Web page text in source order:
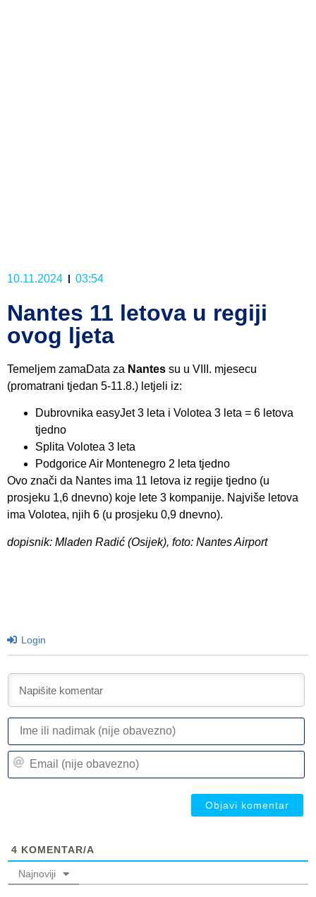
10.11.2024 03:54
Nantes 11 letova u regiji
ovog ljeta
Temeljem zamaData za Nantes su u VIII. mjesecu
(promatrani tjedan 5-11.8.) letjeli iz:
Dubrovnika easyJet 3 leta i Volotea 3 leta = 6 letova
tjedno
Splita Volotea 3 leta
Podgorice Air Montenegro 2 leta tjedno
Ovo znači da Nantes ima 11 letova iz regije tjedno (u
prosjeku 1,6 dnevno) koje lete 3 kompanije. Najviše letova
ima Volotea, njih 6 (u prosjeku 0,9 dnevno).
dopisnik: Mladen Radić (Osijek), foto: Nantes Airport
Login
4 KOMENTAR/A
Najnoviji